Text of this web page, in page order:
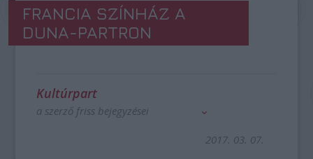
FRANCIA SZÍNHÁZ A
DUNA-PARTRON
Kultúrpart
a szerző friss bejegyzései
2017. 03. 07.